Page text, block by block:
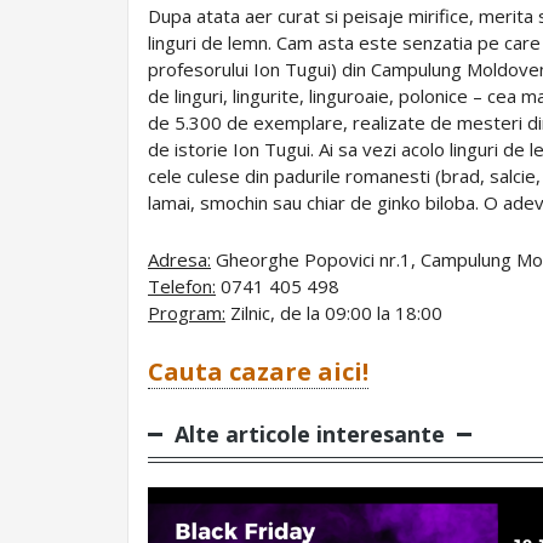
Dupa atata aer curat si peisaje mirifice,
linguri de lemn. Cam asta este senzatia pe
profesorului Ion Tugui) din Campulung
de linguri, lingurite, linguroaie, polonice – cea
de 5.300 de exemplare, realizate de mesteri
de istorie Ion Tugui. Ai sa vezi acolo linguri de
cele culese din padurile romanesti (brad,
lamai, smochin sau chiar de ginko biloba. O
Adresa: Gheorghe Popovici nr.1, Campulung
Telefon: 0741 405 498
Program: Zilnic, de la 09:00 la 18:00
Cauta cazare aici!
Alte articole interesante